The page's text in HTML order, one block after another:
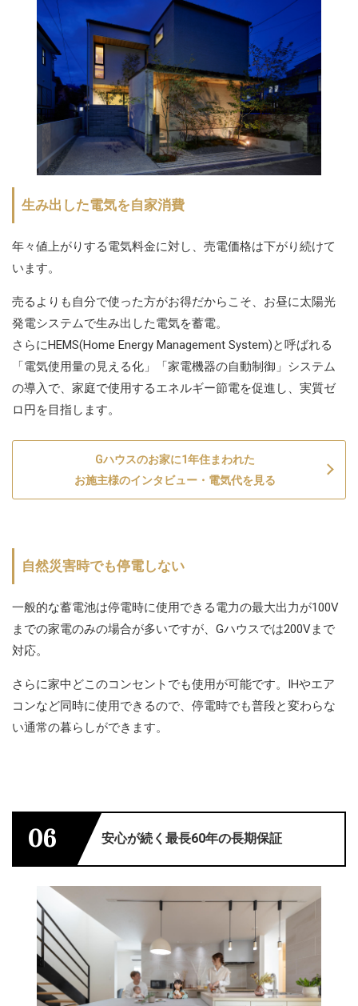
生み出した電気を自家消費
年々値上がりする電気料金に対し、売電価格は下がり続けて
います。
売るよりも自分で使った方がお得だからこそ、お昼に太陽光
発電システムで生み出した電気を蓄電。
さらにHEMS(Home Energy Management System)と呼ばれる
「電気使用量の見える化」「家電機器の自動制御」システム
の導入で、家庭で使用するエネルギー節電を促進し、実質ゼ
ロ円を目指します。
Gハウスのお家に1年住まわれた
お施主様のインタビュー・電気代を見る
自然災害時でも停電しない
一般的な蓄電池は停電時に使用できる電力の最大出力が100V
までの家電のみの場合が多いですが、Gハウスでは200Vまで
対応。
さらに家中どこのコンセントでも使用が可能です。IHやエア
コンなど同時に使用できるので、停電時でも普段と変わらな
い通常の暮らしができます。
06 安心が続く最長60年の長期保証